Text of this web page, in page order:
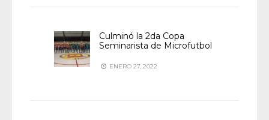
Culminó la 2da Copa
Seminarista de Microfutbol
ENERO 27, 2022